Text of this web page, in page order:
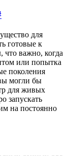
для
готовые к
что важно, когда
или попытка
поколения
могли бы
для живых
запускать
на постоянно